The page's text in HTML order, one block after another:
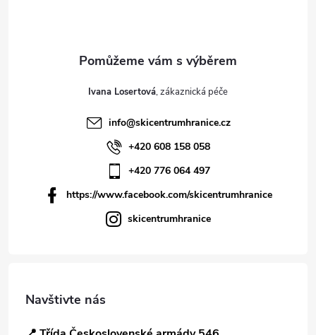
Ivana Losertová
info@skicentrumhranice.cz
+420 608 158 058
+420 776 064 497
https://www.facebook.com/skicentrumhranice
skicentrumhranice
Navštivte nás